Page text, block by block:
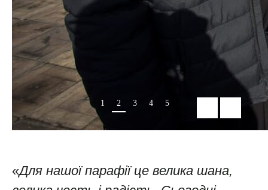
1 2 3 4 5
«Для нашої парафії це велика шана,